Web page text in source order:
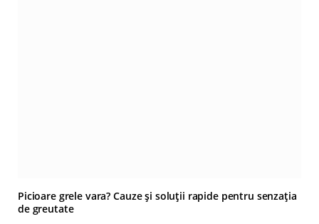
Picioare grele vara? Cauze și soluții rapide pentru senzația
de greutate